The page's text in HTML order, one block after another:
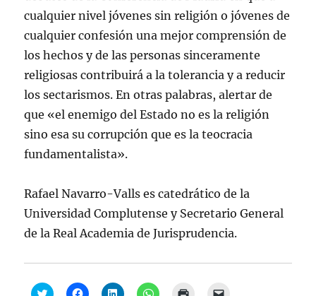
cualquier nivel jóvenes sin religión o jóvenes de
cualquier confesión una mejor comprensión de
los hechos y de las personas sinceramente
religiosas contribuirá a la tolerancia y a reducir
los sectarismos. En otras palabras, alertar de
que «el enemigo del Estado no es la religión
sino esa su corrupción que es la teocracia
fundamentalista».
Rafael Navarro-Valls es catedrático de la
Universidad Complutense y Secretario General
de la Real Academia de Jurisprudencia.
H H H H